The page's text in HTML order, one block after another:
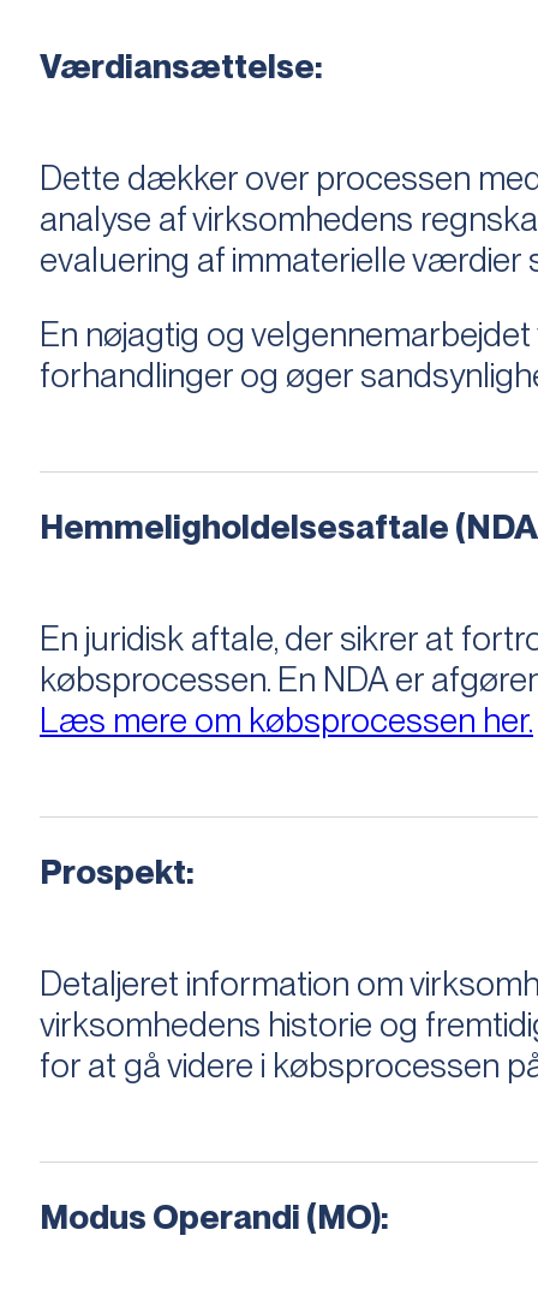
Værdiansættelse:
Dette dækker over processen
analyse af virksomhedens
evaluering af immaterielle
En nøjagtig og
forhandlinger og øger
Hemmeligholdelsesaftale
En juridisk aftale, der sikrer at
købsprocessen​​. En NDA er
Læs mere om købsprocessen her.
Prospekt:
Detaljeret information om
virksomhedens historie og
for at gå videre i købsprocessen
Modus Operandi (MO):